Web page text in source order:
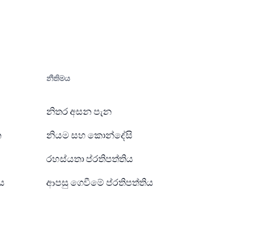
නීතිමය
නිතර අසන පැන
නියම සහ කොන්දේසි
රහස්යතා ප්රතිපත්තිය
ආපසු ගෙවීමේ ප්රතිපත්තිය